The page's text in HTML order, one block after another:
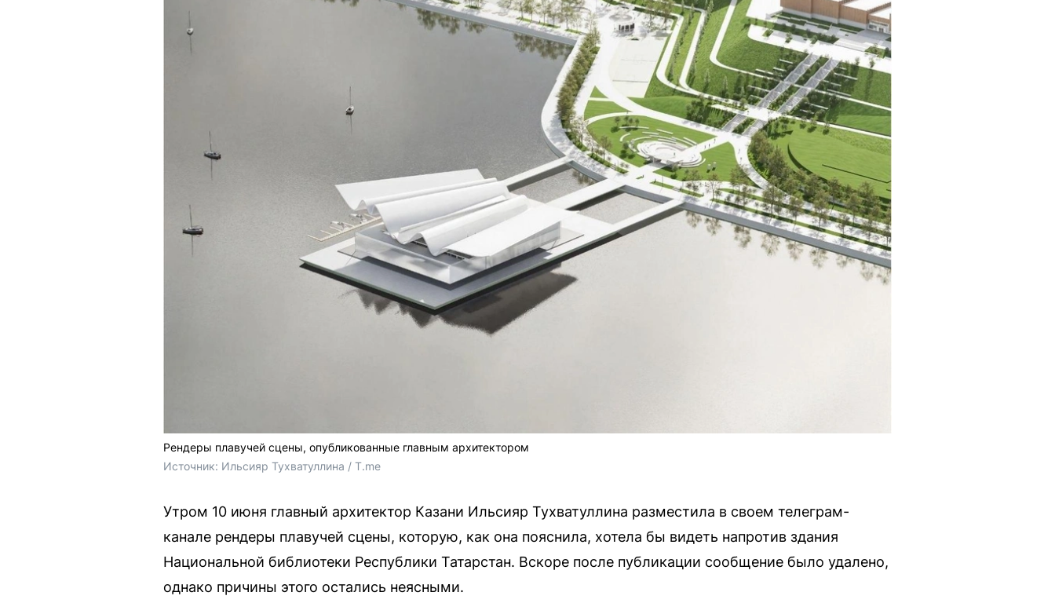
Рендеры плавучей сцены, опубликованные главным архитектором
Источник: Ильсияр Тухватуллина / T.me
Утром 10 июня главный архитектор Казани Ильсияр Тухватуллина разместила в своем телеграм-
канале рендеры плавучей сцены, которую, как она пояснила, хотела бы видеть напротив здания
Национальной библиотеки Республики Татарстан. Вскоре после публикации сообщение было удалено,
однако причины этого остались неясными.